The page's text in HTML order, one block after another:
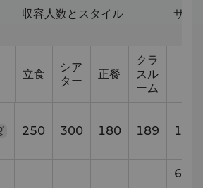
収容人数とスタイル サイ
立食
シア
ター
正餐
クラ
スル
ーム
250 300 180 189 18.3
6.48